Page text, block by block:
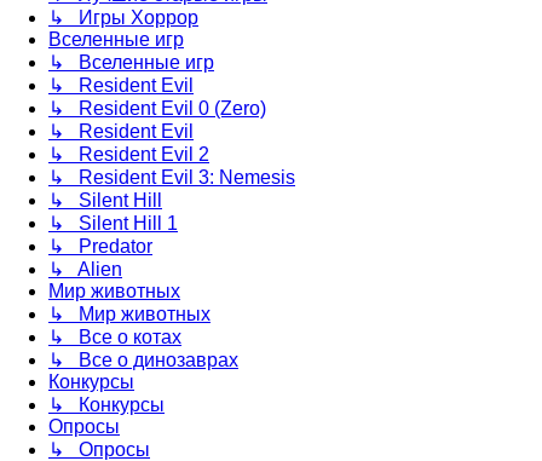
↳ Игры Хоррор
Вселенные игр
↳ Вселенные игр
↳ Resident Evil
↳ Resident Evil 0 (Zero)
↳ Resident Evil
↳ Resident Evil 2
↳ Resident Evil 3: Nemesis
↳ Silent Hill
↳ Silent Hill 1
↳ Predator
↳ Alien
Мир животных
↳ Мир животных
↳ Все о котах
↳ Все о динозаврах
Конкурсы
↳ Конкурсы
Опросы
↳ Опросы